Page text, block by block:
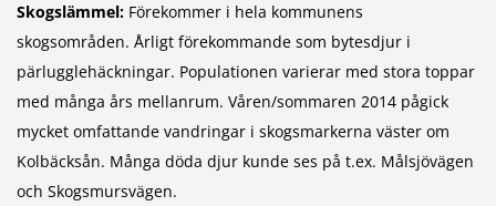
Skogslämmel:Förekommer i hela kommunens
skogsområden. Årligt förekommande som bytesdjur i
pärlugglehäckningar. Populationen varierar med stora toppar
med många års mellanrum. Våren/sommaren 2014 pågick
mycket omfattande vandringar i skogsmarkerna väster om
Kolbäcksån. Många döda djur kunde ses på t.ex. Målsjövägen
och Skogsmursvägen.